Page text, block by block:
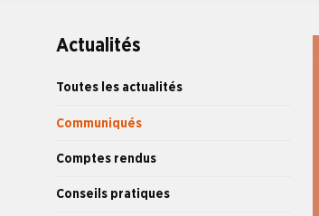
Actualités
Toutes les actualités
Communiqués
Comptes rendus
Conseils pratiques